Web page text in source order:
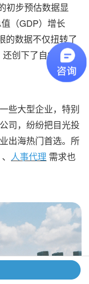
初步预估数据显
（GDP）增长
的数据不仅扭转了
创下了自2010年
些大型企业，特别
司，纷纷把目光投
出海热门首选。所
、 人事代理 需求也